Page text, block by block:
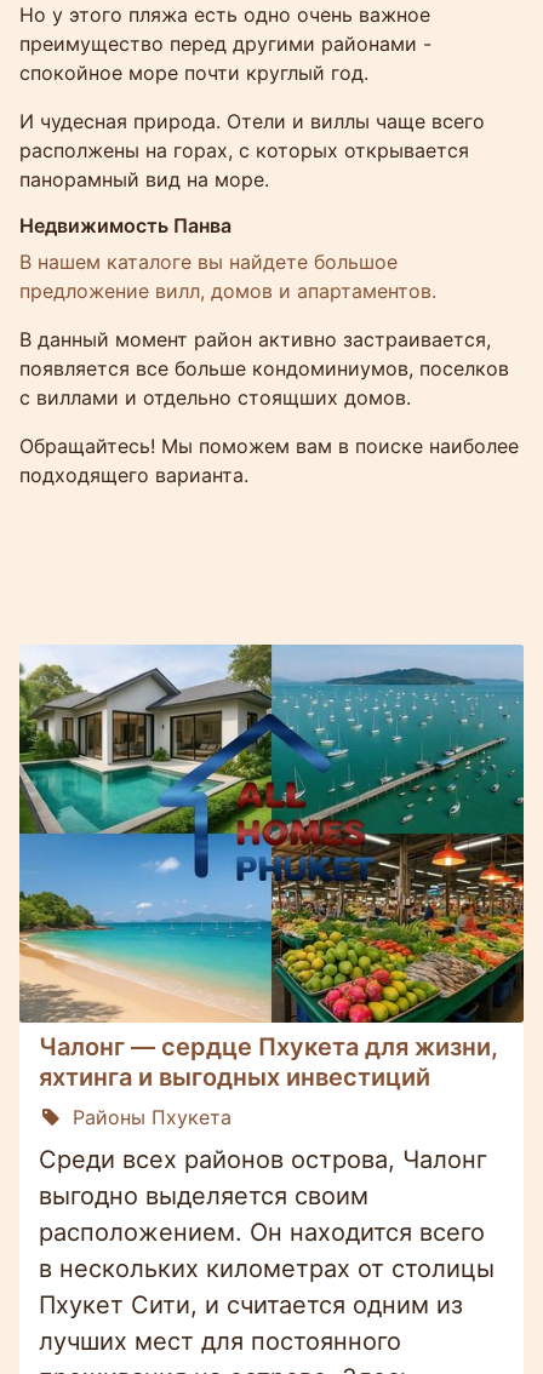
Но у этого пляжа есть одно очень важное
преимущество перед другими районами -
спокойное море почти круглый год.
И чудесная природа. Отели и виллы чаще всего
располжены на горах, с которых открывается
панорамный вид на море.
Недвижимость Панва
В нашем каталоге вы найдете большое
предложение вилл, домов и апартаментов.
В данный момент район активно застраивается,
появляется все больше кондоминиумов, поселков
с виллами и отдельно стоящших домов.
Обращайтесь! Мы поможем вам в поиске наиболее
подходящего варианта.
Чалонг — сердце Пхукета для жизни,
яхтинга и выгодных инвестиций
Районы Пхукета
Среди всех районов острова, Чалонг
выгодно выделяется своим
расположением. Он находится всего
в нескольких километрах от столицы
Пхукет Сити, и считается одним из
лучших мест для постоянного